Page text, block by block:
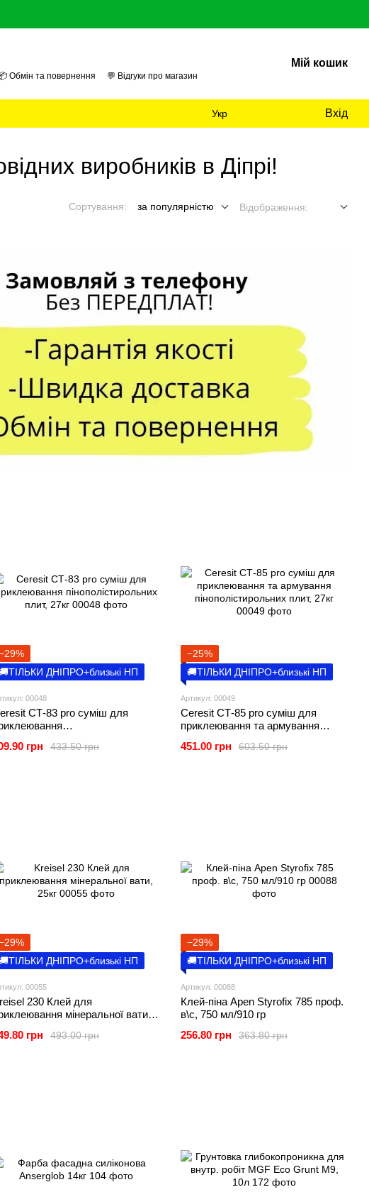
Обмін та повернення
💬 Відгуки про магазин
Мій кошик
Укр Вхід
виробників в Діпрі!
Сортування: за популярністю Відображення:
ДНІПРО+близькі НП
00048
CТ-83 pro суміш для
433.50 грн
грн
−25%
🚚ТІЛЬКИ ДНІПРО+близькі НП
Артикул: 00049
Ceresit CТ-85 pro суміш для
приклеювання та армування
603.50 грн
451.00 грн
ДНІПРО+близькі НП
00055
230 Клей для
мінеральної вати,
493.00 грн
грн
−29%
🚚ТІЛЬКИ ДНІПРО+близькі НП
Артикул: 00088
Клей-піна Apen Styrofix 785 проф.
в\с, 750 мл/910 гр
363.80 грн
256.80 грн